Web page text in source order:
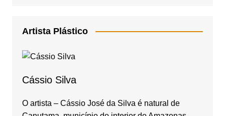
e
o
o
k
gr
a
m
Artista Plástico
Cássio Silva
O artista – Cássio José da Silva é natural de